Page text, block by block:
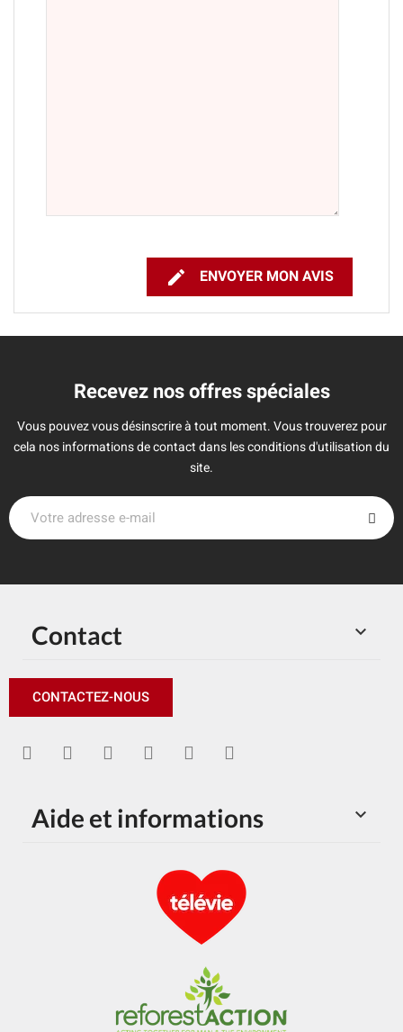
 ENVOYER MON AVIS
Recevez nos offres spéciales
Vous pouvez vous désinscrire à tout moment. Vous trouverez pour
cela nos informations de contact dans les conditions d'utilisation du
site.

Contact
CONTACTEZ-NOUS

Aide et informations